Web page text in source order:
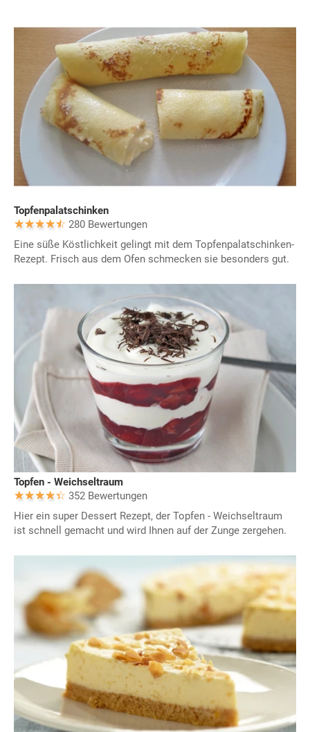
Topfenpalatschinken
280 Bewertungen
Eine süße Köstlichkeit gelingt mit dem Topfenpalatschinken-
Rezept. Frisch aus dem Ofen schmecken sie besonders gut.
Topfen - Weichseltraum
352 Bewertungen
Hier ein super Dessert Rezept, der Topfen - Weichseltraum
ist schnell gemacht und wird Ihnen auf der Zunge zergehen.